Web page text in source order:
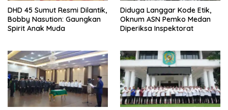
DHD 45 Sumut Resmi Dilantik,
Bobby Nasution: Gaungkan
Spirit Anak Muda
Diduga Langgar Kode Etik,
Oknum ASN Pemko Medan
Diperiksa Inspektorat